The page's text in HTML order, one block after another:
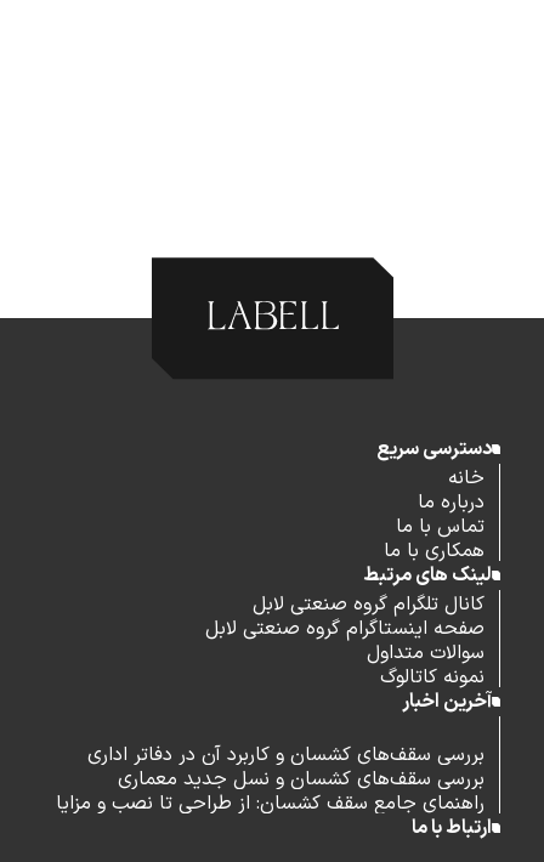
دسترسی سریع
خانه
درباره ما
تماس با ما
همکاری با ما
لینک های مرتبط
کانال تلگرام گروه صنعتی لابل
صفحه اینستاگرام گروه صنعتی لابل
سوالات متداول
نمونه کاتالوگ
آخرین اخبار
بررسی سقف‌های کشسان و کاربرد آن در دفاتر اداری
بررسی سقف‌های کشسان و نسل جدید معماری
راهنمای جامع سقف کشسان: از طراحی تا نصب و مزایا
ارتباط با ما